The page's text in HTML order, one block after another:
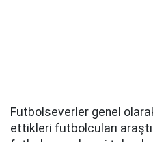
Futbolseverler genel
ettikleri futbolcuları